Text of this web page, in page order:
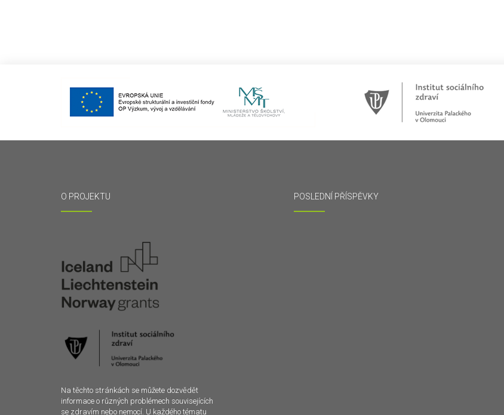
O PROJEKTU
Na těchto stránkách se můžete dozvědět
informace o různých problémech souvisejících
se zdravím nebo nemocí. U každého tématu
POSLEDNÍ PŘÍSPĚVKY